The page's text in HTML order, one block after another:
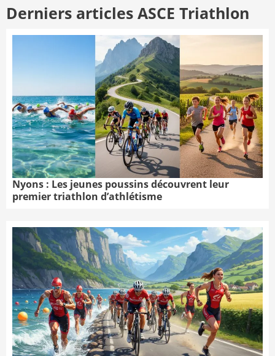
Derniers articles ASCE Triathlon
Nyons : Les jeunes poussins découvrent leur
premier triathlon d’athlétisme